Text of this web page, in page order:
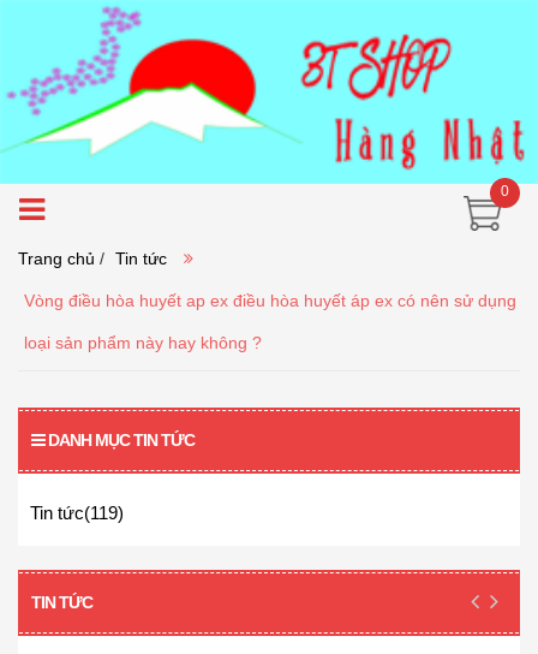
0
Trang chủ / Tin tức
Vòng điều hòa huyết ap ex điều hòa huyết áp ex có nên sử dụng
loại sản phẩm này hay không ?
DANH MỤC TIN TỨC
Tin tức(119)
TIN TỨC